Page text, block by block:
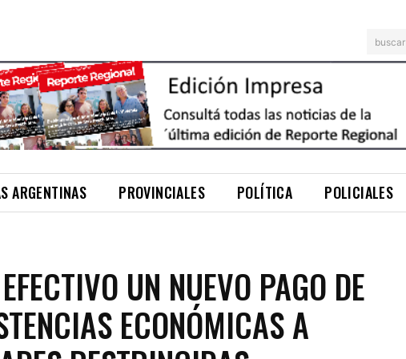
buscar
ARGENTINAS PROVINCIALES POLÍTICA POLICIALES
UN NUEVO PAGO DE
ECONÓMICAS A